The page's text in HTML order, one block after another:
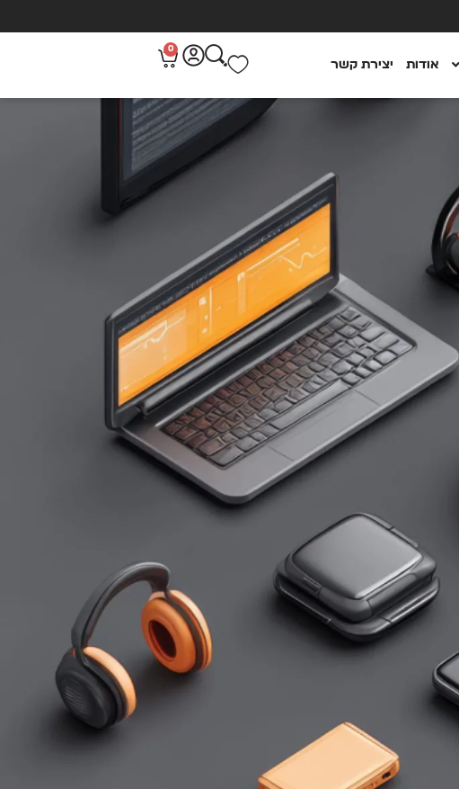
אודות יצירת קשר
0